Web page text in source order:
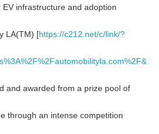
infrastructure and adoption
LA(TM) [https://c212.net/c/link/?
and awarded from a prize pool of
through an intense competition